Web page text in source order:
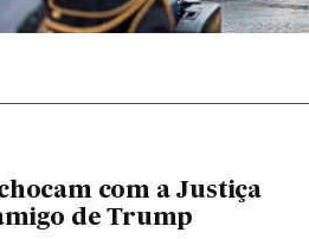
com a Justiça
de Trump